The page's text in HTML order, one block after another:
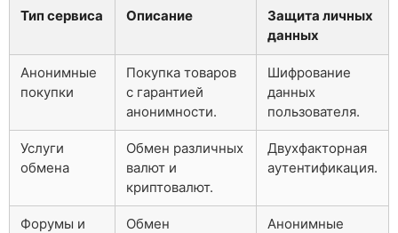
Тип сервиса Описание
Защита личных
данных
Анонимные
покупки
Покупка товаров
с гарантией
анонимности.
Шифрование
данных
пользователя.
Услуги
обмена
Обмен различных
валют и
криптовалют.
Двухфакторная
аутентификация.
Форумы и
Обмен
Анонимные